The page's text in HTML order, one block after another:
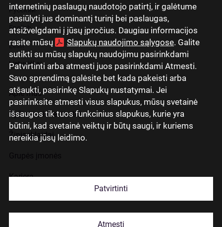
internetinių paslaugų naudotojo patirtį, ir galėtume
pasiūlyti jus dominantį turinį bei paslaugas,
atsižvelgdami į jūsų įpročius. Daugiau informacijos
rasite mūsų
Slapukų naudojimo sąlygose. Galite
sutikti su mūsų slapukų naudojimu pasirinkdami
Patvirtinti arba atmesti juos pasirinkdami Atmesti.
Savo sprendimą galėsite bet kada pakeisti arba
atšaukti, pasirinkę Slapukų nustatymai. Jei
pasirinksite atmesti visus slapukus, mūsų svetainė
išsaugos tik tuos funkcinius slapukus, kurie yra
būtini, kad svetainė veiktų ir būtų saugi, ir kuriems
nereikia jūsų leidimo.
Patvirtinti
Atmesti
Русский
English
Eesti
Lietuviškai
Apie mus
Ryšiai su investuotojais
Žiniasklaidai
Karjera